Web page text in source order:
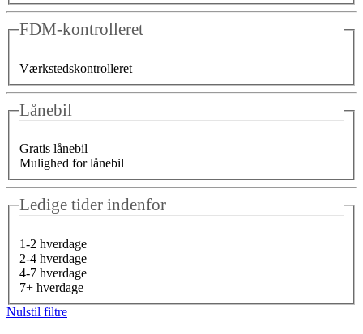
FDM-kontrolleret
Værkstedskontrolleret
Lånebil
Gratis lånebil
Mulighed for lånebil
Ledige tider indenfor
1-2 hverdage
2-4 hverdage
4-7 hverdage
7+ hverdage
Nulstil filtre